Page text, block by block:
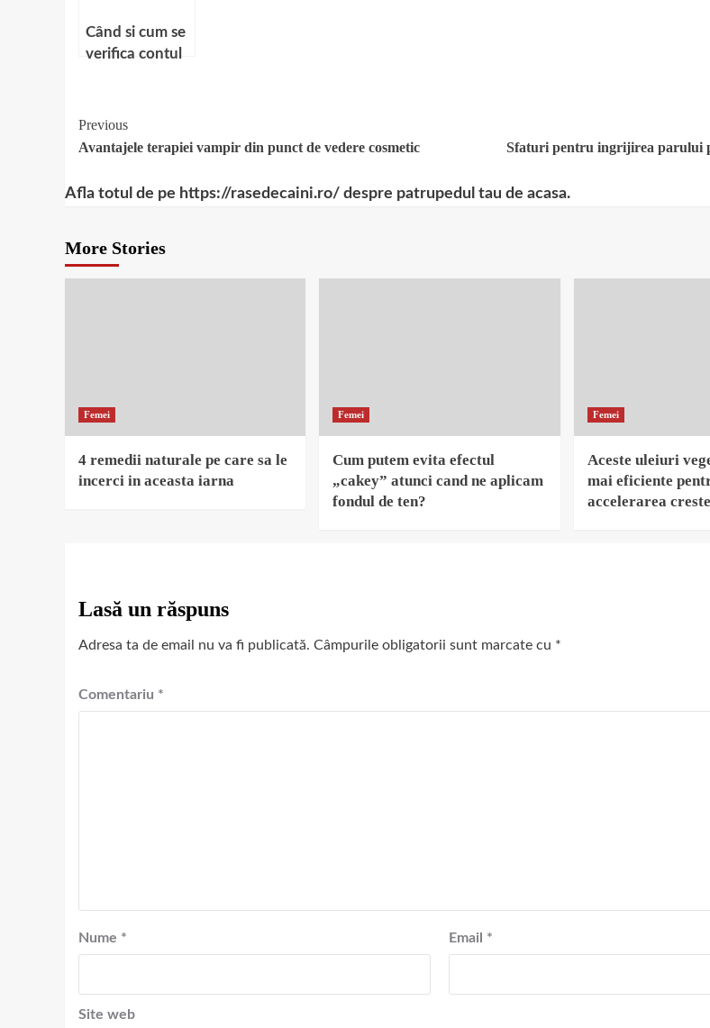
Când si cum se
verifica contul
Continue
Reading
Previous
Avantajele terapiei vampir din punct de vedere cosmetic
Sfaturi pentru ingrijirea parului
Afla totul de pe https://rasedecaini.ro/ despre patrupedul tau de acasa.
More Stories
Femei
4 remedii naturale pe care sa le
incerci in aceasta iarna
Femei
Cum putem evita efectul
„cakey” atunci cand ne aplicam
fondul de ten?
Femei
Aceste uleiuri
mai eficiente
accelerarea
Lasă un răspuns
Adresa ta de email nu va fi publicată. Câmpurile obligatorii sunt marcate cu *
Comentariu *
Nume * Email *
Site web